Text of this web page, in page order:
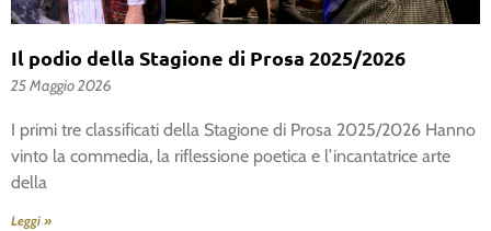
Il podio della Stagione di Prosa 2025/2026
25 Maggio 2026
I primi tre classificati della Stagione di Prosa 2025/2026 Hanno
vinto la commedia, la riflessione poetica e l’incantatrice arte
della
Leggi »